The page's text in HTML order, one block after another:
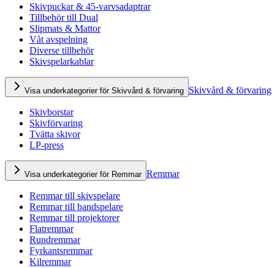
Skivpuckar & 45-varvsadaptrar
Tillbehör till Dual
Slipmats & Mattor
Våt avspelning
Diverse tillbehör
Skivspelarkablar
Visa underkategorier för Skivvård & förvaring Skivvård & förvaring
Skivborstar
Skivförvaring
Tvätta skivor
LP-press
Visa underkategorier för Remmar Remmar
Remmar till skivspelare
Remmar till bandspelare
Remmar till projektorer
Flatremmar
Rundremmar
Fyrkantsremmar
Kilremmar